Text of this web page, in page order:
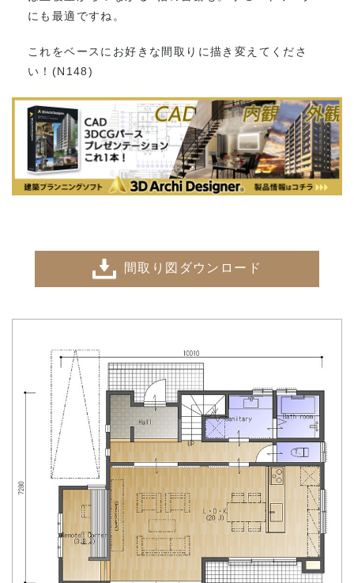
にも最適ですね。
これをベースにお好きな間取りに描き変えてくださ
い！(N148)
間取り図ダウンロード